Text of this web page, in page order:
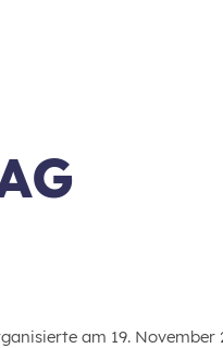
am 19. November